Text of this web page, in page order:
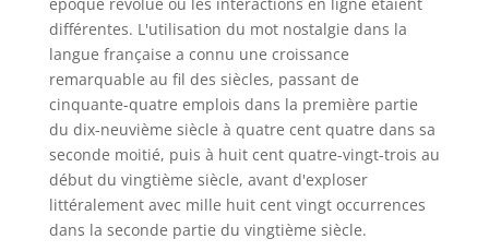
différentes. L'utilisation du mot nostalgie dans la
langue française a connu une croissance
remarquable au fil des siècles, passant de
cinquante-quatre emplois dans la première partie
du dix-neuvième siècle à quatre cent quatre dans sa
seconde moitié, puis à huit cent quatre-vingt-trois au
début du vingtième siècle, avant d'exploser
littéralement avec mille huit cent vingt occurrences
dans la seconde partie du vingtième siècle.